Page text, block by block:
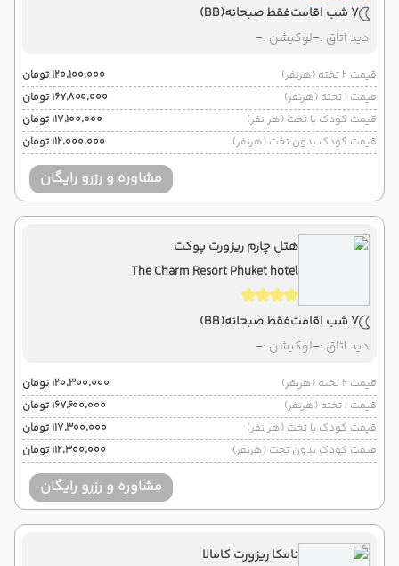
7 شب اقامت فقط صبحانه(BB)
دید اتاق :-لوکیشن :-
قیمت 2 تخته (هرنفر)
۱۲۰٬۱۰۰٬۰۰۰ تومان
قیمت 1 تخته (هرنفر)
۱۶۷٬۸۰۰٬۰۰۰ تومان
قیمت کودک با تخت (هر نفر)
۱۱۷٬۱۰۰٬۰۰۰ تومان
قیمت کودک بدون تخت (هرنفر)
۱۱۲٬۰۰۰٬۰۰۰ تومان
مشاوره و رزرو رایگان
هتل چارم ریزورت پوکت
The Charm Resort Phuket hotel
7 شب اقامت فقط صبحانه(BB)
دید اتاق :-لوکیشن :-
قیمت 2 تخته (هرنفر)
۱۲۰٬۳۰۰٬۰۰۰ تومان
قیمت 1 تخته (هرنفر)
۱۶۷٬۶۰۰٬۰۰۰ تومان
قیمت کودک با تخت (هر نفر)
۱۱۷٬۳۰۰٬۰۰۰ تومان
قیمت کودک بدون تخت (هرنفر)
۱۱۲٬۳۰۰٬۰۰۰ تومان
مشاوره و رزرو رایگان
نامکا ریزورت کامالا